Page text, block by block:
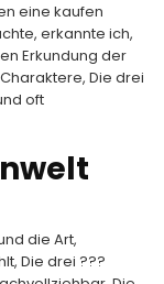
eine kaufen
erkannte ich,
Erkundung der
Die drei
oft
die Art,
Die drei ???